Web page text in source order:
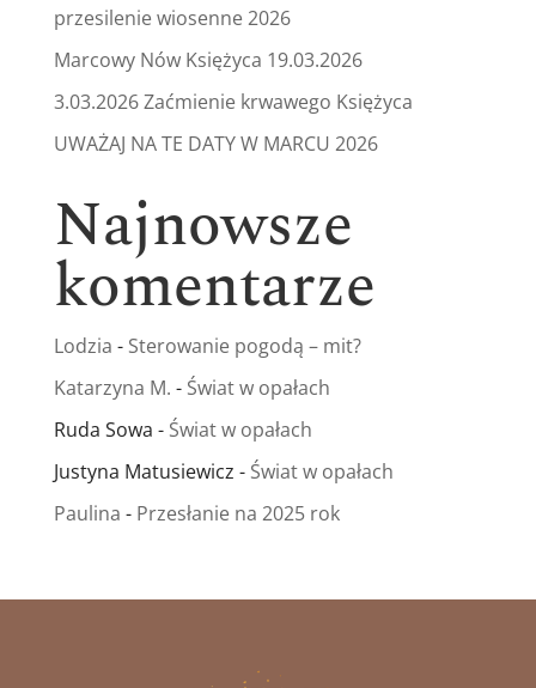
przesilenie wiosenne 2026
Marcowy Nów Księżyca 19.03.2026
3.03.2026 Zaćmienie krwawego Księżyca
UWAŻAJ NA TE DATY W MARCU 2026
Najnowsze
komentarze
Lodzia - Sterowanie pogodą – mit?
Katarzyna M. - Świat w opałach
Ruda Sowa - Świat w opałach
Justyna Matusiewicz - Świat w opałach
Paulina - Przesłanie na 2025 rok